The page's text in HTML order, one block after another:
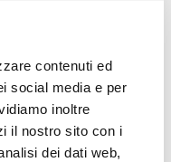
contenuti ed
social media e per
inoltre
il nostro sito con i
dei dati web,